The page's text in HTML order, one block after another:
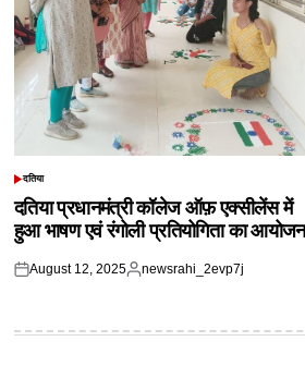
POSTED
दतिया
दतिया प्रधानमंत्री कॉलेज ऑफ़ एक्सीलेंस में
हुआ भाषण एवं रंगोली प्रतियोगिता का आयोजन
Posted
August 12, 2025
Posted
newsrahi_2evp7j